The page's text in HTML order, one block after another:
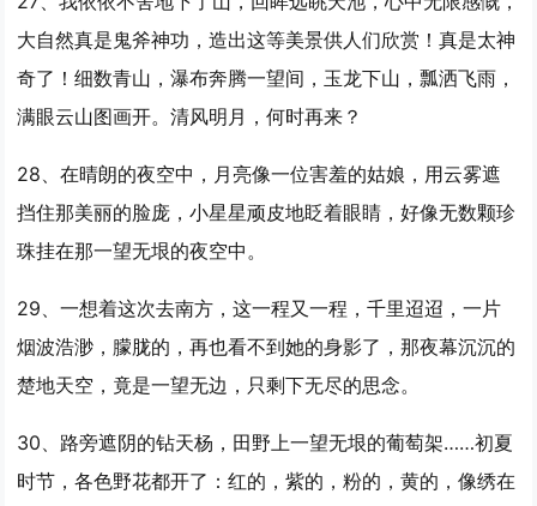
大自然真是鬼斧神功，造出这等美景供人们欣赏！真是太神
奇了！细数青山，瀑布奔腾一望间，玉龙下山，瓢洒飞雨，
满眼云山图画开。清风明月，何时再来？
28、在晴朗的夜空中，月亮像一位害羞的姑娘，用云雾遮
挡住那美丽的脸庞，小星星顽皮地眨着眼睛，好像无数颗珍
珠挂在那一望无垠的夜空中。
29、一想着这次去南方，这一程又一程，千里迢迢，一片
烟波浩渺，朦胧的，再也看不到她的身影了，那夜幕沉沉的
楚地天空，竟是一望无边，只剩下无尽的思念。
30、路旁遮阴的钻天杨，田野上一望无垠的葡萄架……初夏
时节，各色野花都开了：红的，紫的，粉的，黄的，像绣在